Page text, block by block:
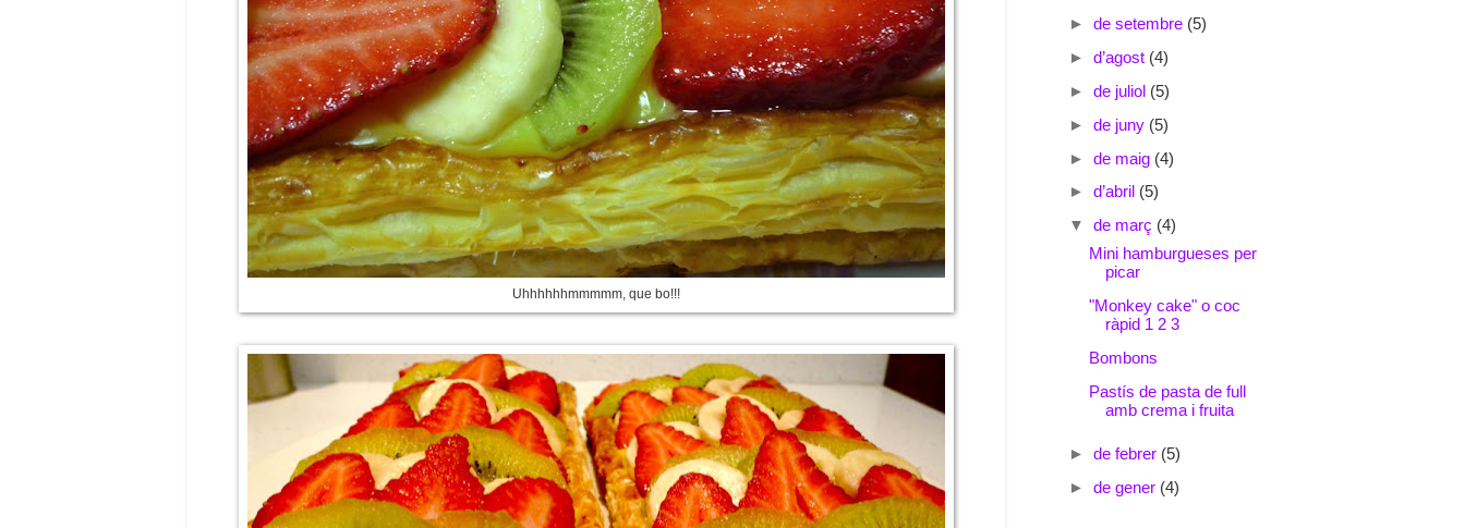
Uhhhhhhmmmmm, que bo!!!
► de setembre (5)
► d’agost (4)
► de juliol (5)
► de juny (5)
► de maig (4)
► d’abril (5)
▼ de març (4)
Mini hamburgueses per
picar
"Monkey cake" o coc
ràpid 1 2 3
Bombons
Pastís de pasta de full
amb crema i fruita
► de febrer (5)
► de gener (4)